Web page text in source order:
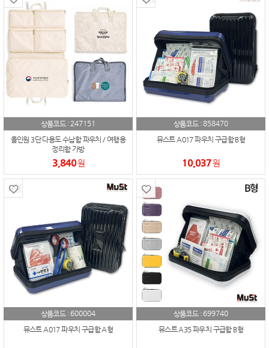
상품코드 :247151
올인원 3단 다용도 수납함 파우치 / 여행용
정리함 가방
3,840원
상품코드 :858470
뮤스트 A017 파우치 구급함 B형
10,037원
상품코드 : 600004
뮤스트 A017 파우치 구급함 A형
상품코드 : 699740
뮤스트 A35 파우치 구급함 B형